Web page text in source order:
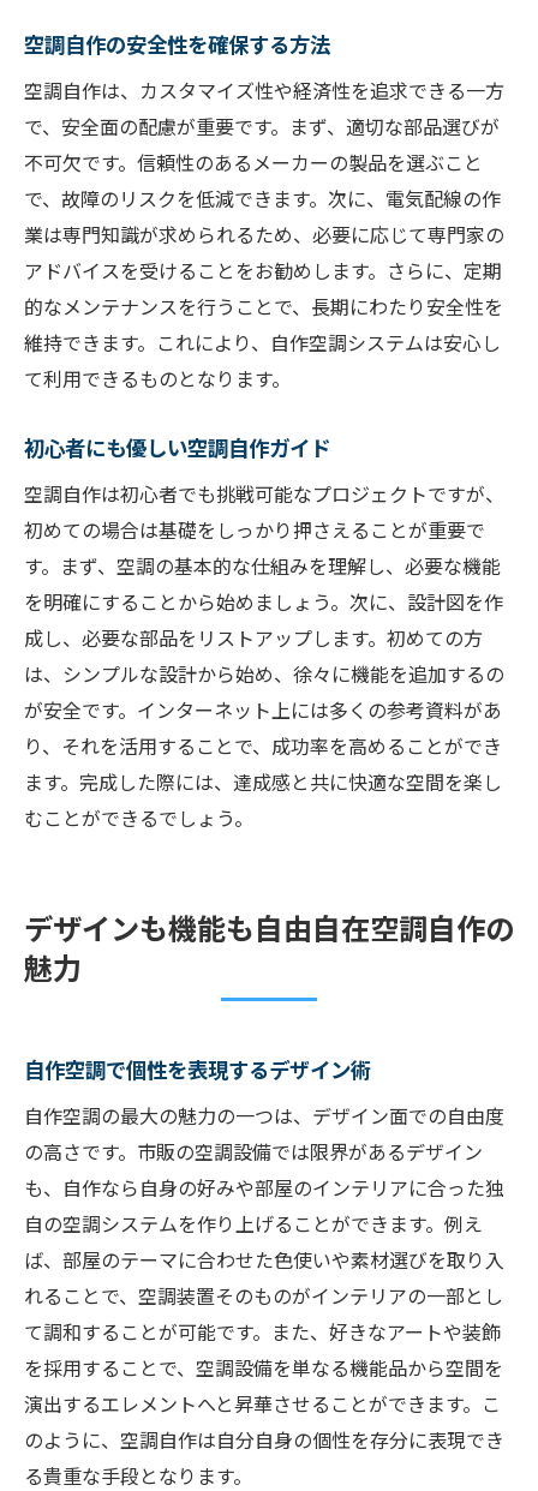
空調自作の安全性を確保する方法
空調自作は、カスタマイズ性や経済性を追求できる一方
で、安全面の配慮が重要です。まず、適切な部品選びが
不可欠です。信頼性のあるメーカーの製品を選ぶこと
で、故障のリスクを低減できます。次に、電気配線の作
業は専門知識が求められるため、必要に応じて専門家の
アドバイスを受けることをお勧めします。さらに、定期
的なメンテナンスを行うことで、長期にわたり安全性を
維持できます。これにより、自作空調システムは安心し
て利用できるものとなります。
初心者にも優しい空調自作ガイド
空調自作は初心者でも挑戦可能なプロジェクトですが、
初めての場合は基礎をしっかり押さえることが重要で
す。まず、空調の基本的な仕組みを理解し、必要な機能
を明確にすることから始めましょう。次に、設計図を作
成し、必要な部品をリストアップします。初めての方
は、シンプルな設計から始め、徐々に機能を追加するの
が安全です。インターネット上には多くの参考資料があ
り、それを活用することで、成功率を高めることができ
ます。完成した際には、達成感と共に快適な空間を楽し
むことができるでしょう。
デザインも機能も自由自在空調自作の
魅力
自作空調で個性を表現するデザイン術
自作空調の最大の魅力の一つは、デザイン面での自由度
の高さです。市販の空調設備では限界があるデザイン
も、自作なら自身の好みや部屋のインテリアに合った独
自の空調システムを作り上げることができます。例え
ば、部屋のテーマに合わせた色使いや素材選びを取り入
れることで、空調装置そのものがインテリアの一部とし
て調和することが可能です。また、好きなアートや装飾
を採用することで、空調設備を単なる機能品から空間を
演出するエレメントへと昇華させることができます。こ
のように、空調自作は自分自身の個性を存分に表現でき
る貴重な手段となります。